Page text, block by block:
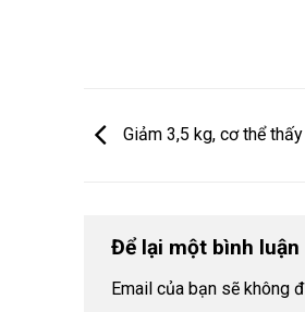
Giảm 3,5 kg, cơ thể
Để lại một bình luận
Email của bạn sẽ không